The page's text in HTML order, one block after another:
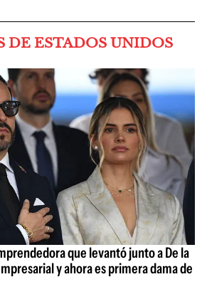
DE ESTADOS UNIDOS
que levantó junto a De la
y ahora es primera dama de